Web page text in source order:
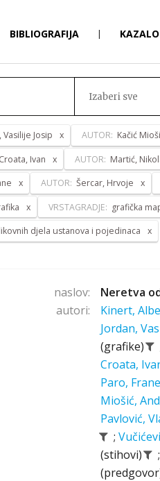
BIBLIOGRAFIJA | KAZALO
Izaberi sve
Vasilije Josip AUTOR: Kačić
Ivan AUTOR: Martić,
AUTOR: Šercar, Hrvoje
VRSTAGRADJE: grafička
djela ustanova i pojedinaca
naslov:
Neretva
autori:
Kinert,
Jordan,
(grafike)
Croata,
Paro, Frane
Miošić,
Pavlović,
;
(stihovi)
;